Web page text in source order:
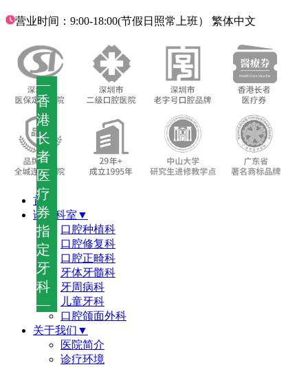
—
香
港
长
者
医
疗
券
指
定
牙
科
—
营业时间：9:00-18:00(节假日照常上班） 繁体中文
首页
诊疗科室▼
口腔种植科
口腔修复科
口腔正畸科
牙体牙髓科
牙周病科
儿童牙科
口腔颌面外科
关于我们▼
医院简介
诊疗环境